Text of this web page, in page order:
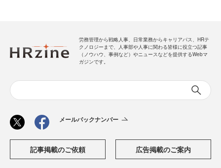
労務管理から戦略人事、日常業務からキャリアパス、HRテ
クノロジーまで、人事部や人事に関わる皆様に役立つ記事
（ノウハウ、事例など）やニュースなどを提供するWebマ
ガジンです。
メールバックナンバー
記事掲載のご依頼 広告掲載のご案内